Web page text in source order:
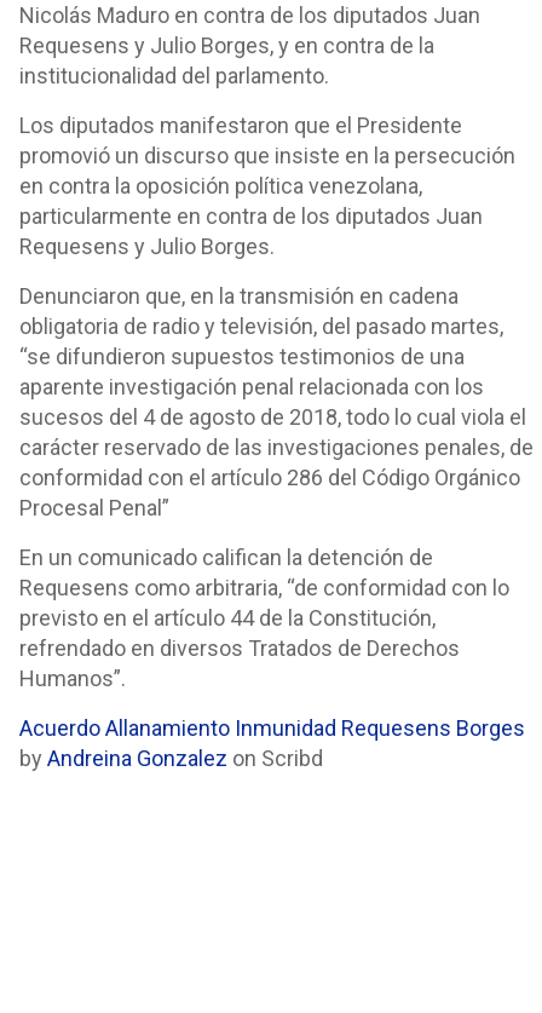
Nicolás Maduro en contra de los diputados Juan
Requesens y Julio Borges, y en contra de la
institucionalidad del parlamento.
Los diputados manifestaron que el Presidente
promovió un discurso que insiste en la persecución
en contra la oposición política venezolana,
particularmente en contra de los diputados Juan
Requesens y Julio Borges.
Denunciaron que, en la transmisión en cadena
obligatoria de radio y televisión, del pasado martes,
“se difundieron supuestos testimonios de una
aparente investigación penal relacionada con los
sucesos del 4 de agosto de 2018, todo lo cual viola el
carácter reservado de las investigaciones penales, de
conformidad con el artículo 286 del Código Orgánico
Procesal Penal”
En un comunicado califican la detención de
Requesens como arbitraria, “de conformidad con lo
previsto en el artículo 44 de la Constitución,
refrendado en diversos Tratados de Derechos
Humanos”.
Acuerdo Allanamiento Inmunidad Requesens Borges
by Andreina Gonzalez on Scribd